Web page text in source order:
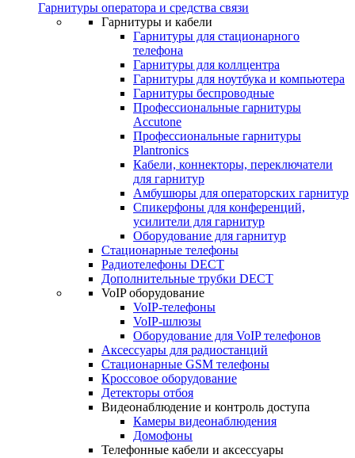
Гарнитуры оператора и средства связи
Гарнитуры и кабели
Гарнитуры для стационарного
телефона
Гарнитуры для коллцентра
Гарнитуры для ноутбука и компьютера
Гарнитуры беспроводные
Профессиональные гарнитуры
Accutone
Профессиональные гарнитуры
Plantronics
Кабели, коннекторы, переключатели
для гарнитур
Амбушюры для операторских гарнитур
Cпикерфоны для конференций,
усилители для гарнитур
Оборудование для гарнитур
Стационарные телефоны
Радиотелефоны DECT
Дополнительные трубки DECT
VoIP оборудование
VoIP-телефоны
VoIP-шлюзы
Оборудование для VoIP телефонов
Аксессуары для радиостанций
Стационарные GSM телефоны
Кроссовое оборудование
Детекторы отбоя
Видеонаблюдение и контроль доступа
Камеры видеонаблюдения
Домофоны
Телефонные кабели и аксессуары